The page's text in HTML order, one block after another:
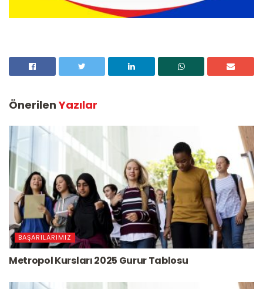
ÖnerilenYazılar
BAŞARILARIMIZ
Metropol Kursları 2025 Gurur Tablosu